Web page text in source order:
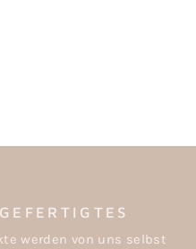
werden von uns selbst